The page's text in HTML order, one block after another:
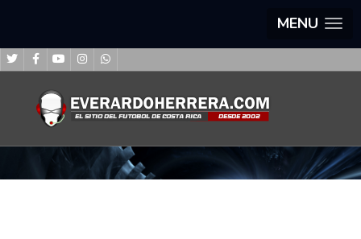
MENU